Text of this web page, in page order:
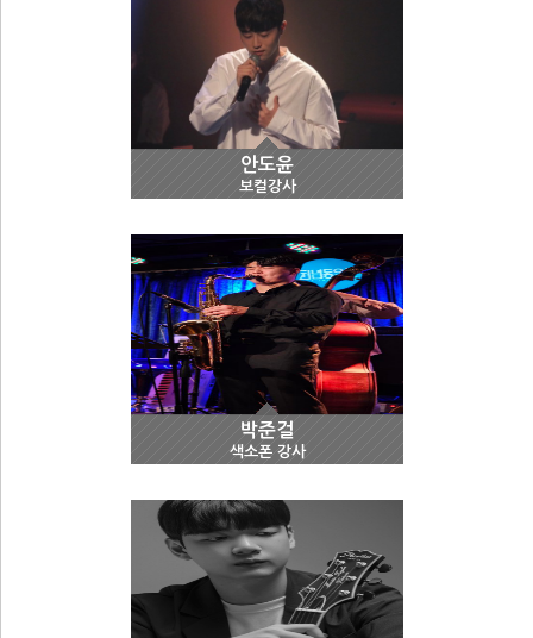
안도윤
보컬강사
박준걸
색소폰 강사